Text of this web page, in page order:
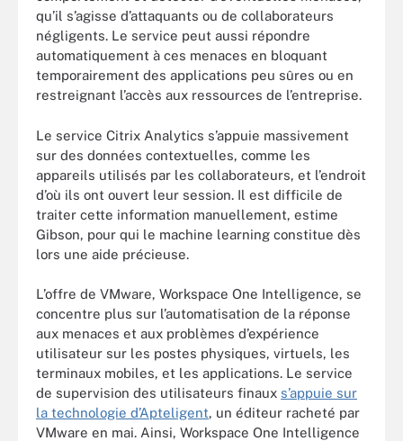
qu’il s’agisse d’attaquants ou de collaborateurs
négligents. Le service peut aussi répondre
automatiquement à ces menaces en bloquant
temporairement des applications peu sûres ou en
restreignant l’accès aux ressources de l’entreprise.
Le service Citrix Analytics s’appuie massivement
sur des données contextuelles, comme les
appareils utilisés par les collaborateurs, et l’endroit
d’où ils ont ouvert leur session. Il est difficile de
traiter cette information manuellement, estime
Gibson, pour qui le machine learning constitue dès
lors une aide précieuse.
L’offre de VMware, Workspace One Intelligence, se
concentre plus sur l’automatisation de la réponse
aux menaces et aux problèmes d’expérience
utilisateur sur les postes physiques, virtuels, les
terminaux mobiles, et les applications. Le service
de supervision des utilisateurs finaux s’appuie sur
la technologie d’Apteligent, un éditeur racheté par
VMware en mai. Ainsi, Workspace One Intelligence